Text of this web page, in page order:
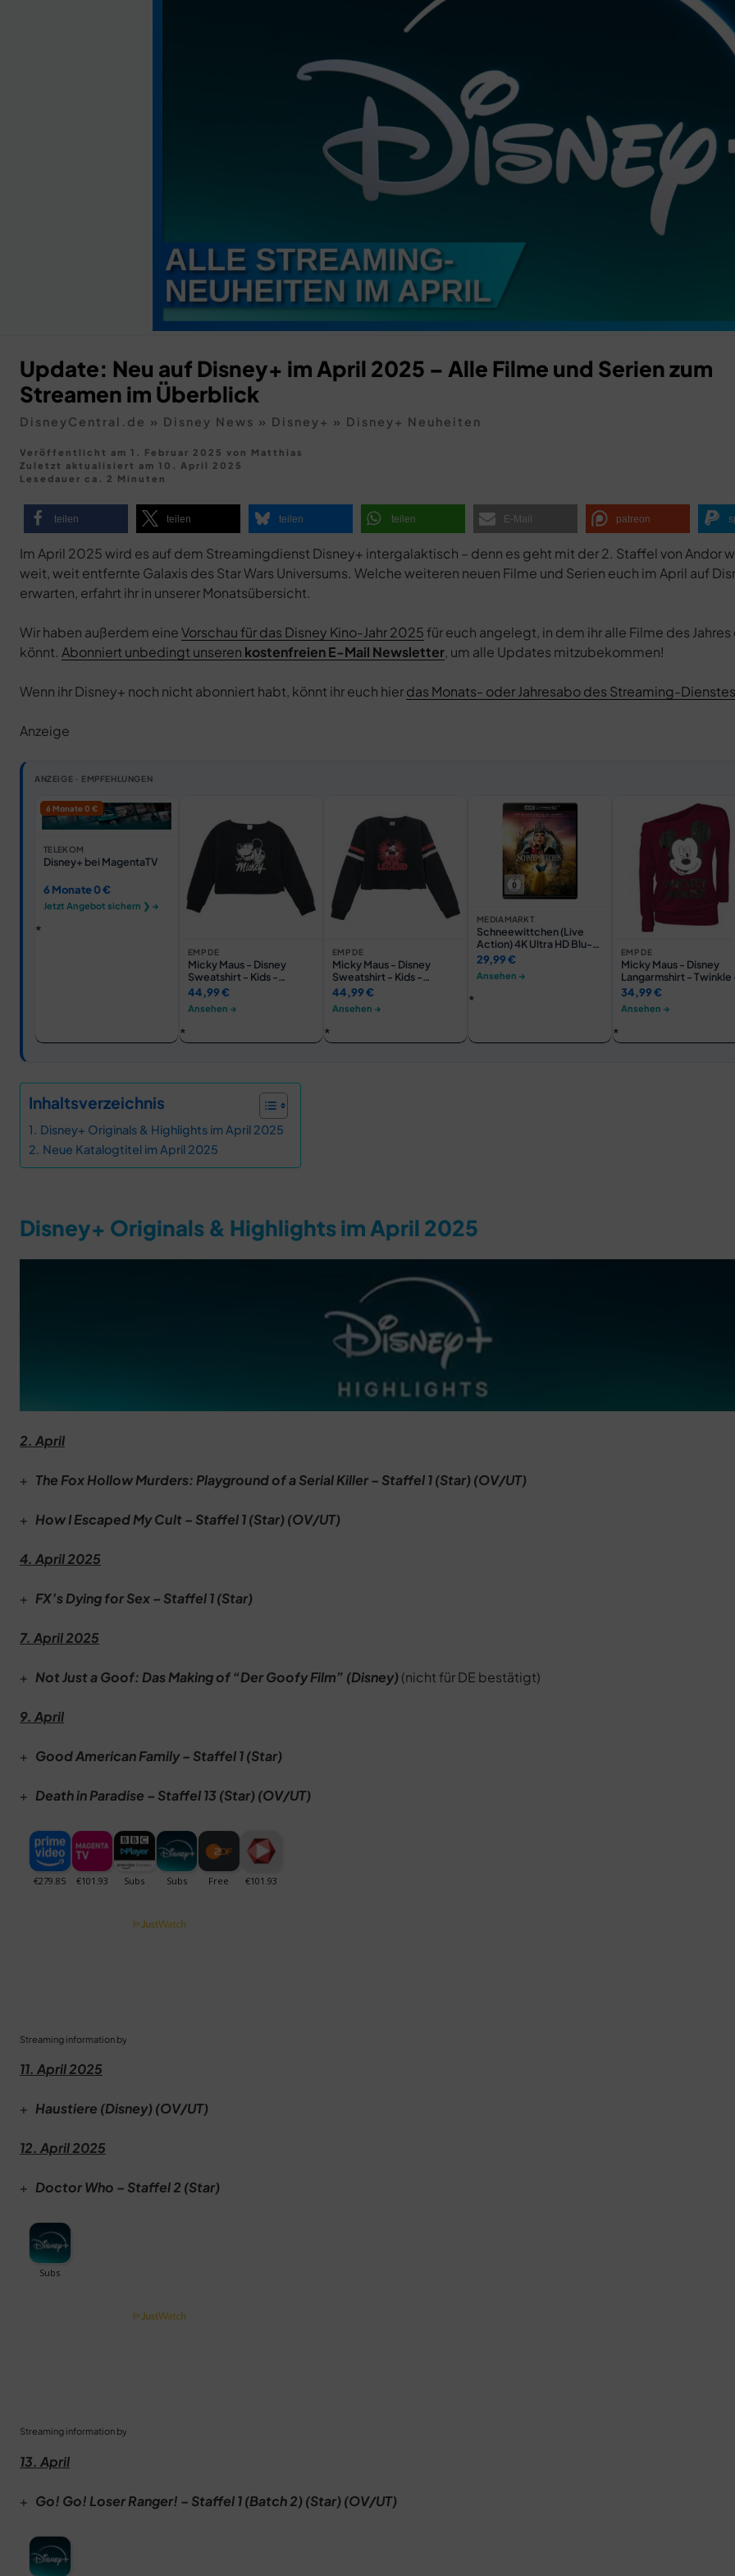
Update: Neu auf Disney+ im April 2025 – Alle Filme und Serien zum
Streamen im Überblick
DisneyCentral.de » Disney News » Disney+ » Disney+ Neuheiten
Veröffentlicht am 1. Februar 2025 von Matthias
Zuletzt aktualisiert am 10. April 2025
Lesedauer ca. 2 Minuten
teilen teilen teilen teilen E-Mail patreon
Im April 2025 wird es auf dem Streamingdienst Disney+ intergalaktisch – denn es geht mit der 2. Staffel von Andor
weit, weit entfernte Galaxis des Star Wars Universums. Welche weiteren neuen Filme und Serien euch im April auf
erwarten, erfahrt ihr in unserer Monatsübersicht.
Wir haben außerdem eineVorschau für das Disney Kino-Jahr 2025 für euch angelegt, in dem ihr alle Filme des
könnt. Abonniert unbedingt unseren kostenfreien E-Mail Newsletter, um alle Updates mitzubekommen!
Wenn ihr Disney+ noch nicht abonniert habt, könnt ihr euch hierdas Monats- oder Jahresabo des Streaming-
Anzeige
ANZEIGE · EMPFEHLUNGEN
6 Monate 0 €
TELEKOM
Disney+ bei MagentaTV
6 Monate 0 €
Jetzt Angebot sichern ❯ →
EMP DE
Micky Maus - Disney
Sweatshirt - Kids -
Mickey Mouse - 164 bis
176 - für Mädchen -
Größe 176 - schwarz -
44,99 €
Ansehen →
EMP DE
Micky Maus - Disney
Sweatshirt - Kids -
Legend - 164 bis 176 - für
Mädchen - Größe 164 -
schwarz - EMP exklusives
44,99 €
Ansehen →
MEDIAMARKT
Schneewittchen (Live
Action) 4K Ultra HD Blu-
ray +
29,99 €
Ansehen →
EMP DE
Micky Maus - Disney
Langarmshirt - Twinkle
XS bis 3XL - für Damen -
Größe L - rot - EMP
exklusives Merchandise!
34,99 €
Ansehen →
Inhaltsverzeichnis
Disney+ Originals & Highlights im April 2025
Neue Katalogtitel im April 2025
Disney+ Originals & Highlights im April 2025
2. April
+ The Fox Hollow Murders: Playground of a Serial Killer – Staffel 1 (Star) (OV/UT)
+ How I Escaped My Cult – Staffel 1 (Star) (OV/UT)
4. April 2025
+ FX’s Dying for Sex – Staffel 1 (Star)
7. April 2025
+ Not Just a Goof: Das Making of “Der Goofy Film” (Disney) (nicht für DE bestätigt)
9. April
+ Good American Family – Staffel 1 (Star)
+ Death in Paradise – Staffel 13 (Star) (OV/UT)
Streaming information by
11. April 2025
+ Haustiere (Disney) (OV/UT)
12. April 2025
+ Doctor Who – Staffel 2 (Star)
Streaming information by
13. April
+ Go! Go! Loser Ranger! – Staffel 1 (Batch 2) (Star) (OV/UT)